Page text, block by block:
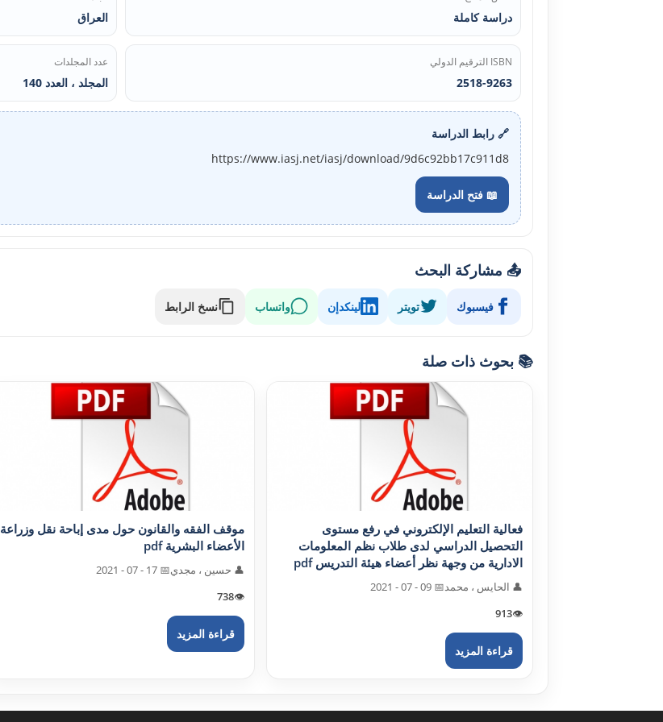
دراسة كاملة العراق
ISBN الترقيم الدولي
2518-9263
عدد المجلدات
المجلد ، العدد 140
🔗 رابط الدراسة
https://www.iasj.net/iasj/download/9d6c92bb17c911d8
📖 فتح الدراسة
📤 مشاركة البحث
فيسبوك تويتر لينكدإن واتساب نسخ الرابط
📚 بحوث ذات صلة
فعالية التعليم الإلکتروني في رفع مستوى
التحصيل الدراسي لدى طلاب نظم المعلومات
الادارية من وجهة نظر أعضاء هيئة التدريس pdf
👤 الحايس ، محمد📅 09 - 07 - 2021
👁️
913
قراءة المزيد
موقف الفقه والقانون حول مدى إباحة نقل وزراعة
الأعضاء البشرية pdf
👤 حسين ، مجدي📅 17 - 07 - 2021
👁️
738
قراءة المزيد